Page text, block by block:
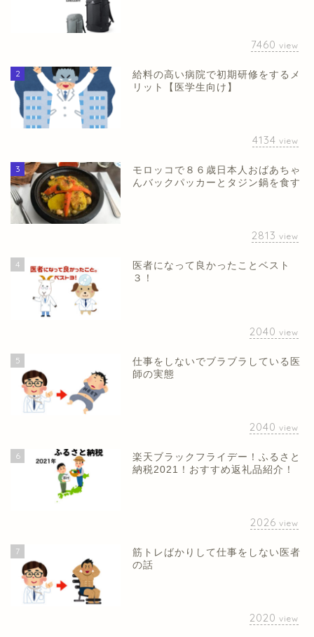
7460 view
2
給料の高い病院で初期研修をするメ
リット【医学生向け】
4134 view
3
モロッコで８６歳日本人おばあちゃ
んバックパッカーとタジン鍋を食す
2813 view
4
医者になって良かったことベスト
３！
2040 view
5
仕事をしないでブラブラしている医
師の実態
2040 view
6
楽天ブラックフライデー！ふるさと
納税2021！おすすめ返礼品紹介！
2026 view
7
筋トレばかりして仕事をしない医者
の話
2020 view